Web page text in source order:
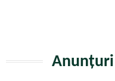
Anunțuri